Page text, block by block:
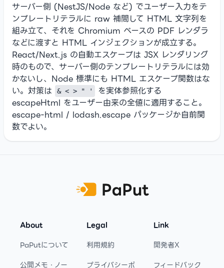
サーバー側 (NestJS/Node など) でユーザー入力をテ
ンプレートリテラルに raw 補間して HTML 文字列を
組み立て、それを Chromium ベースの PDF レンダラ
などに渡すと HTML インジェクションが成立する。
React/Next.js の自動エスケープは JSX レンダリング
時のもので、サーバー側のテンプレートリテラルには効
かないし、Node 標準にも HTML エスケープ関数はな
い。対策は
& < > " '
を実体参照化する
escapeHtml をユーザー由来の全値に適用すること。
escape-html / lodash.escape パッケージか自前関
数でよい。
About
PaPutについて
公開メモ・ノー
Legal
利用規約
プライバシーポ
Link
開発者X
フィードバック